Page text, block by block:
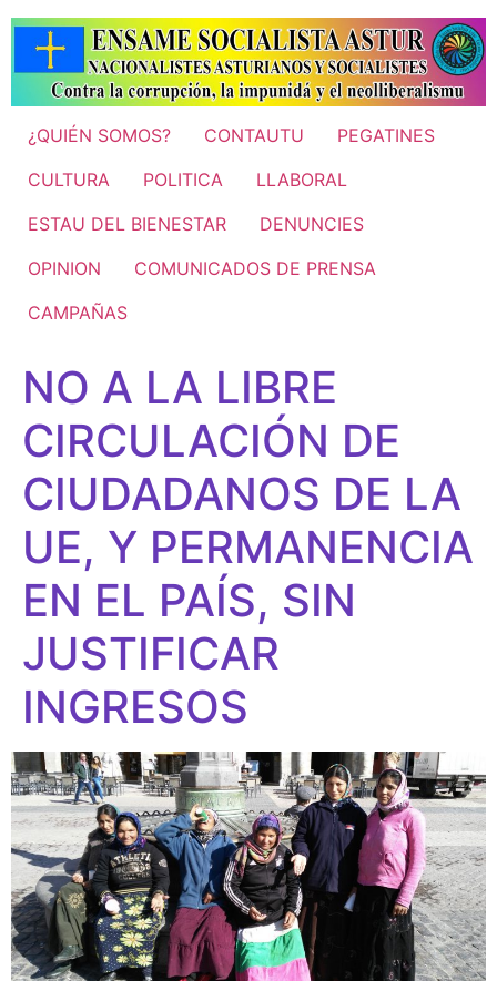
contenido
¿QUIÉN SOMOS? CONTAUTU
PEGATINES
CULTURA
POLITICA
LLABORAL
ESTAU DEL BIENESTAR
DENUNCIES
OPINION
COMUNICADOS DE PRENSA
CAMPAÑAS
NO A LA LIBRE
CIRCULACIÓN DE
CIUDADANOS DE LA
UE, Y PERMANENCIA
EN EL PAÍS, SIN
JUSTIFICAR
INGRESOS